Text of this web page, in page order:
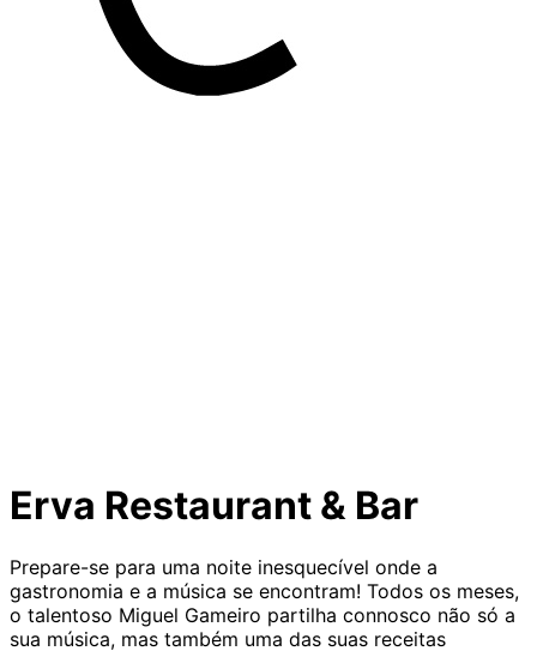
Erva Restaurant & Bar
Prepare-se para uma noite inesquecível onde a
gastronomia e a música se encontram! Todos os meses,
o talentoso Miguel Gameiro partilha connosco não só a
sua música, mas também uma das suas receitas